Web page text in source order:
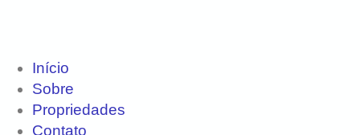
Início
Sobre
Propriedades
Contato